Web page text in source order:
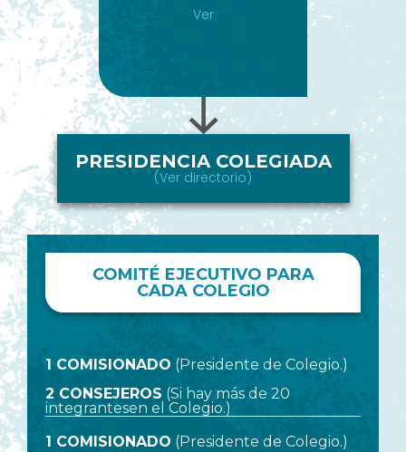
Ver
PRESIDENCIA COLEGIADA
(Ver directorio)
COMITÉ EJECUTIVO PARA
CADA COLEGIO
1 COMISIONADO (Presidente de Colegio.)
2 CONSEJEROS (Si hay más de 20
integrantesen el Colegio.)
1 COMISIONADO (Presidente de Colegio.)